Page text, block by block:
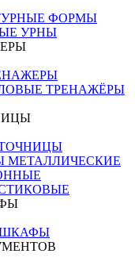
ФОРМЫ
УРНЫ
ТРЕНАЖЁРЫ
МЕТАЛЛИЧЕСКИЕ
ШКАФЫ